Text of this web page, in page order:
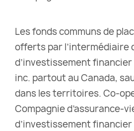
Les fonds communs de
offerts par l’intermédiaire
d’investissement
inc. partout au Canada,
dans les territoires. Co-
Compagnie d’assurance-
d’investissement